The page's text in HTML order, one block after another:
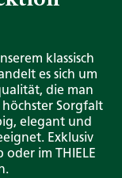
klassisch
es sich um
die man
Sorgfalt
elegant und
Exklusiv
oder im THIELE